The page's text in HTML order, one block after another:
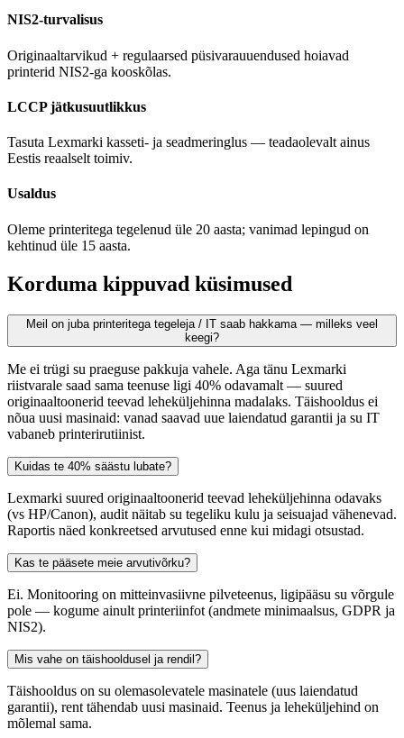
NIS2-turvalisus
Originaaltarvikud + regulaarsed püsivarauuendused hoiavad
printerid NIS2-ga kooskõlas.
LCCP jätkusuutlikkus
Tasuta Lexmarki kasseti- ja seadmeringlus — teadaolevalt ainus
Eestis reaalselt toimiv.
Usaldus
Oleme printeritega tegelenud üle 20 aasta; vanimad lepingud on
kehtinud üle 15 aasta.
Korduma kippuvad küsimused
Meil on juba printeritega tegeleja / IT saab hakkama — milleks veel
keegi?
Me ei trügi su praeguse pakkuja vahele. Aga tänu Lexmarki
riistvarale saad sama teenuse ligi 40% odavamalt — suured
originaaltoonerid teevad leheküljehinna madalaks. Täishooldus ei
nõua uusi masinaid: vanad saavad uue laiendatud garantii ja su IT
vabaneb printerirutiinist.
Kuidas te 40% säästu lubate?
Lexmarki suured originaaltoonerid teevad leheküljehinna odavaks
(vs HP/Canon), audit näitab su tegeliku kulu ja seisuajad vähenevad.
Raportis näed konkreetsed arvutused enne kui midagi otsustad.
Kas te pääsete meie arvutivõrku?
Ei. Monitooring on mitteinvasiivne pilveteenus, ligipääsu su võrgule
pole — kogume ainult printeriinfot (andmete minimaalsus, GDPR ja
NIS2).
Mis vahe on täishooldusel ja rendil?
Täishooldus on su olemasolevatele masinatele (uus laiendatud
garantii), rent tähendab uusi masinaid. Teenus ja leheküljehind on
mõlemal sama.